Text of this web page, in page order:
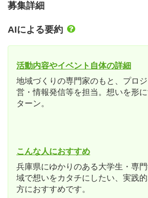
募集詳細
AIによる要約
活動内容やイベント自体の詳細
地域づくりの専門家のもと、プロ
営・情報発信等を担当。想いを形
ターン。
こんな人におすすめ
兵庫県にゆかりのある大学生・専
域で想いをカタチにしたい、実践
方におすすめです。